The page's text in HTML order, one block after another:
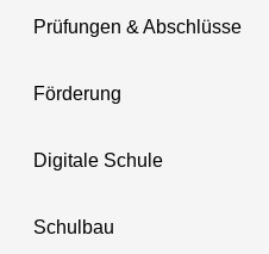
Prüfungen & Abschlüsse
Förderung
Digitale Schule
Schulbau